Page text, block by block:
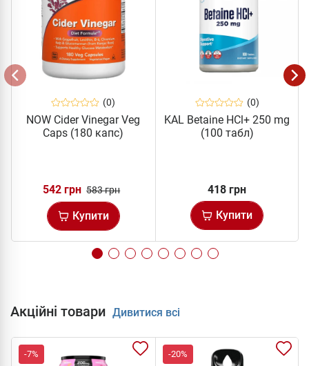
(0)
NOW Cider Vinegar Veg
Caps (180 капс)
542 грн 583 грн
Купити
(0)
KAL Betaine HCl+ 250 mg
(100 табл)
418 грн
Купити
Акційні товари Дивитися всі
-7% -20%